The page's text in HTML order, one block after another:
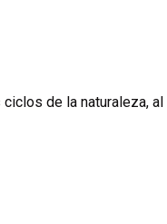
de la naturaleza, al